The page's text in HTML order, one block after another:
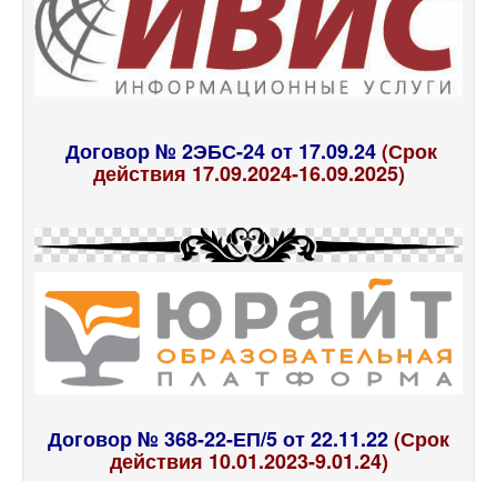
Договор № 2ЭБС-24 от 17.09.24(Срок
действия 17.09.2024-16.09.2025)
Договор № 368-22-ЕП/5 от 22.11.22(Срок
действия 10.01.2023-9.01.24)